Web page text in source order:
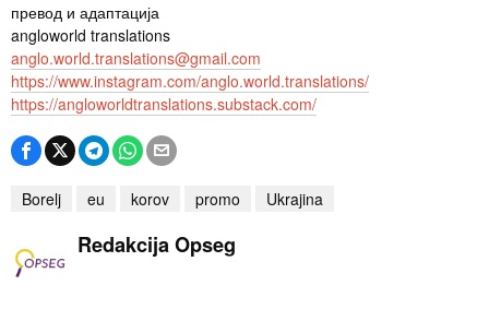
превод и адаптација
angloworld translations
anglo.world.translations@gmail.com
https://www.instagram.com/anglo.world.translations/
https://angloworldtranslations.substack.com/
Borelj eu korov promo Ukrajina
Redakcija Opseg